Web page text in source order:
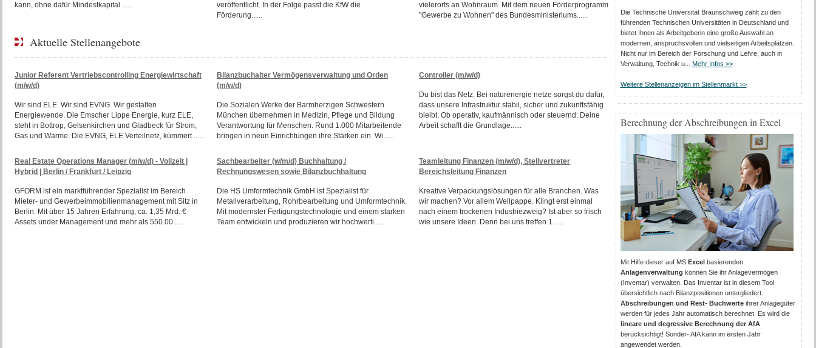
kann, ohne dafür Mindestkapital ......
veröffentlicht. In der Folge passt die KfW die
Förderung......
vielerorts an Wohnraum. Mit dem neuen Förderprogramm
"Gewerbe zu Wohnen" des Bundesministeriums......
Aktuelle Stellenangebote
Junior Referent Vertriebscontrolling Energiewirtschaft
(m/w/d)
Wir sind ELE. Wir sind EVNG. Wir gestalten
Energiewende. Die Emscher Lippe Energie, kurz ELE,
steht in Bottrop, Gelsenkirchen und Gladbeck für Strom,
Gas und Wärme. Die EVNG, ELE Verteilnetz, kümmert ......
Bilanzbuchalter Vermögensverwaltung und Orden
(m/w/d)
Die Sozialen Werke der Barmherzigen Schwestern
München übernehmen in Medizin, Pflege und Bildung
Verantwortung für Menschen. Rund 1.000 Mitarbeitende
bringen in neun Einrichtungen ihre Stärken ein. Wi......
Controller (m/w/d)
Du bist das Netz. Bei naturenergie netze sorgst du dafür,
dass unsere Infrastruktur stabil, sicher und zukunftsfähig
bleibt. Ob operativ, kaufmännisch oder steuernd: Deine
Arbeit schafft die Grundlage......
Real Estate Operations Manager (m/w/d) - Vollzeit |
Hybrid | Berlin / Frankfurt / Leipzig
GFORM ist ein marktführender Spezialist im Bereich
Mieter- und Gewerbeimmobilienmanagement mit Sitz in
Berlin. Mit über 15 Jahren Erfahrung, ca. 1,35 Mrd. €
Assets under Management und mehr als 550.00......
Sachbearbeiter (w/m/d) Buchhaltung /
Rechnungswesen sowie Bilanzbuchhaltung
Die HS Umformtechnik GmbH ist Spezialist für
Metallverarbeitung, Rohrbearbeitung und Umformtechnik.
Mit modernster Fertigungstechnologie und einem starken
Team entwickeln und produzieren wir hochwerti......
Teamleitung Finanzen (m/w/d), Stellvertreter
Bereichsleitung Finanzen
Kreative Verpackungslösungen für alle Branchen. Was
wir machen? Vor allem Wellpappe. Klingt erst einmal
nach einem trockenen Industriezweig? Ist aber so frisch
wie unsere Ideen. Denn bei uns treffen 1......
Die Technische Universität Braunschweig zählt zu den
führenden Technischen Universitäten in Deutschland und
bietet Ihnen als Arbeit­geberin eine große Auswahl an
modernen, anspruchsvollen und vielseitigen Arbeits­plätzen.
Nicht nur im Bereich der Forschung und Lehre, auch in
Verwaltung, Technik u... Mehr Infos >>
Weitere Stellenanzeigen im Stellenmarkt >>
Berechnung der Abschreibungen in Excel
Mit Hilfe dieser auf MS Excelbasierenden
Anlagenverwaltung können Sie ihr Anlagevermögen
(Inventar) verwalten. Das Inventar ist in diesem Tool
übersichtlich nach Bilanzpositionen untergliedert.
Abschreibungen und Rest- Buchwerteihrer Anlagegüter
werden für jedes Jahr automatisch berechnet. Es wird die
lineare und degressive Berechnung der AfA
berücksichtigt! Sonder- AfA kann im ersten Jahr
angewendet werden.